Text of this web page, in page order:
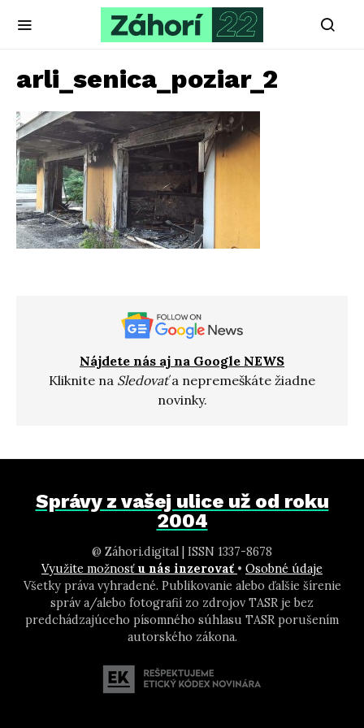
arli_senica_poziar_2
Nájdete nás aj na Google NEWS
Kliknite na Sledovaťa nepremeškáte žiadne
novinky.
Správy z vašej ulice už od roku
2004
@ Záhori.digital | ISSN 1337-8678
Využite možnosť u nás inzerovať • Osobné údaje
Všetky práva vyhradené. Publikovanie alebo ďalšie šírenie
správ a/alebo fotografií zo zdrojov TASR je bez
predchádzajúceho písomného súhlasu TASR porušením
autorského zákona.